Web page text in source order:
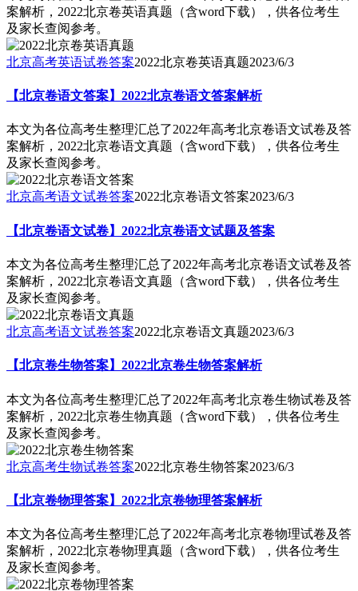
案解析，2022北京卷英语真题（含word下载），供各位考生
及家长查阅参考。
北京高考英语试卷答案2022北京卷英语真题2023/6/3
【北京卷语文答案】2022北京卷语文答案解析
本文为各位高考生整理汇总了2022年高考北京卷语文试卷及答
案解析，2022北京卷语文真题（含word下载），供各位考生
及家长查阅参考。
北京高考语文试卷答案2022北京卷语文答案2023/6/3
【北京卷语文试卷】2022北京卷语文试题及答案
本文为各位高考生整理汇总了2022年高考北京卷语文试卷及答
案解析，2022北京卷语文真题（含word下载），供各位考生
及家长查阅参考。
北京高考语文试卷答案2022北京卷语文真题2023/6/3
【北京卷生物答案】2022北京卷生物答案解析
本文为各位高考生整理汇总了2022年高考北京卷生物试卷及答
案解析，2022北京卷生物真题（含word下载），供各位考生
及家长查阅参考。
北京高考生物试卷答案2022北京卷生物答案2023/6/3
【北京卷物理答案】2022北京卷物理答案解析
本文为各位高考生整理汇总了2022年高考北京卷物理试卷及答
案解析，2022北京卷物理真题（含word下载），供各位考生
及家长查阅参考。